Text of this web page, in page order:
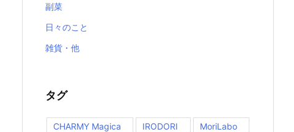
副菜
日々のこと
雑貨・他
タグ
CHARMY Magica IRODORI
MoriLabo